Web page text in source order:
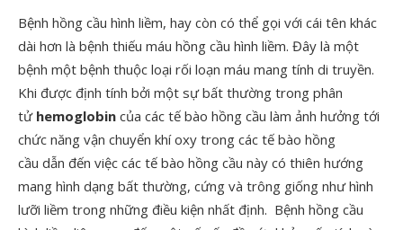
Bệnh hồng cầu hình liềm, hay còn có thể gọi với cái tên khác
dài hơn là bệnh thiếu máu hồng cầu hình liềm. Đây là một
bệnh một bệnh thuộc loại rối loạn máu mang tính di truyền.
Khi được định tính bởi một sự bất thường trong phân
tử hemoglobin của các tế bào hồng cầu làm ảnh hưởng tới
chức năng vận chuyển khí oxy trong các tế bào hồng
cầu dẫn đến việc các tế bào hồng cầu này có thiên hướng
mang hình dạng bất thường, cứng và trông giống như hình
lưỡi liềm trong những điều kiện nhất định. Bệnh hồng cầu